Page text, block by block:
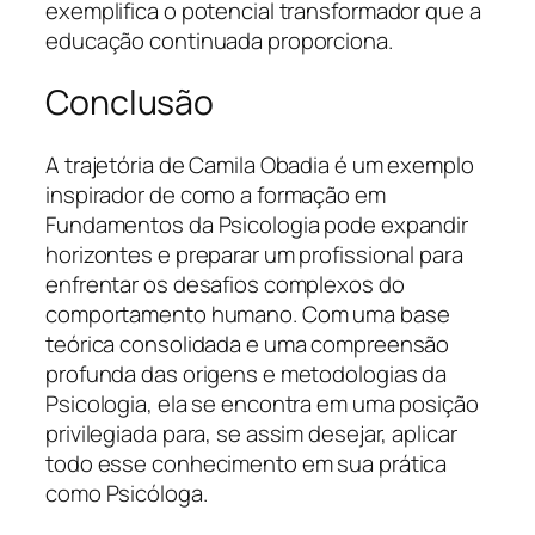
exemplifica o potencial transformador que a
educação continuada proporciona.
Conclusão
A trajetória de Camila Obadia é um exemplo
inspirador de como a formação em
Fundamentos da Psicologia pode expandir
horizontes e preparar um profissional para
enfrentar os desafios complexos do
comportamento humano. Com uma base
teórica consolidada e uma compreensão
profunda das origens e metodologias da
Psicologia, ela se encontra em uma posição
privilegiada para, se assim desejar, aplicar
todo esse conhecimento em sua prática
como Psicóloga.